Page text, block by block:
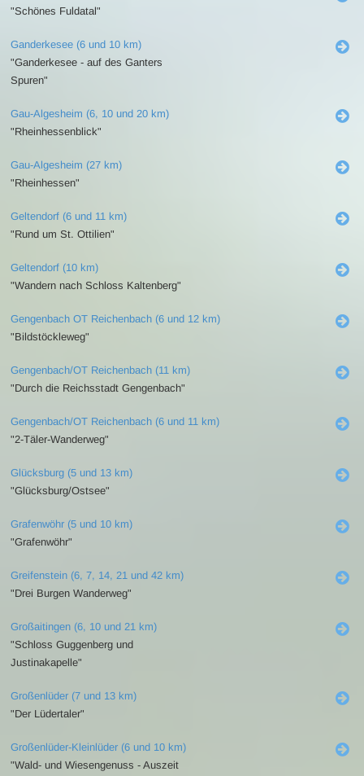
"Schönes Fuldatal"
Ganderkesee (6 und 10 km)
"Ganderkesee - auf des Ganters
Spuren"
Gau-Algesheim (6, 10 und 20 km)
"Rheinhessenblick"
Gau-Algesheim (27 km)
"Rheinhessen"
Geltendorf (6 und 11 km)
"Rund um St. Ottilien"
Geltendorf (10 km)
"Wandern nach Schloss Kaltenberg"
Gengenbach OT Reichenbach (6 und 12 km)
"Bildstöckleweg"
Gengenbach/OT Reichenbach (11 km)
"Durch die Reichsstadt Gengenbach"
Gengenbach/OT Reichenbach (6 und 11 km)
"2-Täler-Wanderweg"
Glücksburg (5 und 13 km)
"Glücksburg/Ostsee"
Grafenwöhr (5 und 10 km)
"Grafenwöhr"
Greifenstein (6, 7, 14, 21 und 42 km)
"Drei Burgen Wanderweg"
Großaitingen (6, 10 und 21 km)
"Schloss Guggenberg und
Justinakapelle"
Großenlüder (7 und 13 km)
"Der Lüdertaler"
Großenlüder-Kleinlüder (6 und 10 km)
"Wald- und Wiesengenuss - Auszeit